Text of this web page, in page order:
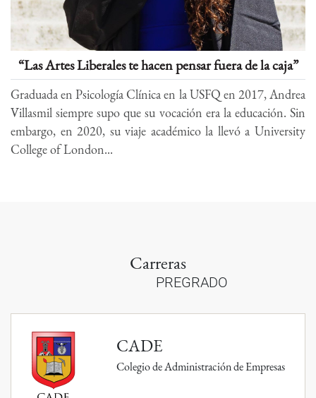
“Las Artes Liberales te hacen pensar fuera de la caja”
Graduada en Psicología Clínica en la USFQ en 2017, Andrea
Villasmil siempre supo que su vocación era la educación. Sin
embargo, en 2020, su viaje académico la llevó a University
College of London...
Carreras
PREGRADO
CADE
Colegio de Administración de Empresas